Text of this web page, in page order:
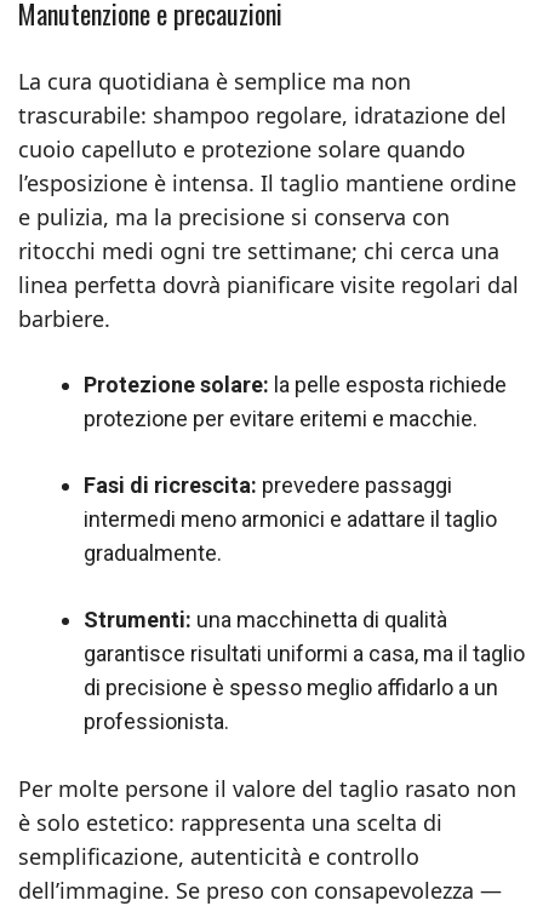
Manutenzione e precauzioni
La cura quotidiana è semplice ma non
trascurabile: shampoo regolare, idratazione del
cuoio capelluto e protezione solare quando
l’esposizione è intensa. Il taglio mantiene ordine
e pulizia, ma la precisione si conserva con
ritocchi medi ogni tre settimane; chi cerca una
linea perfetta dovrà pianificare visite regolari dal
barbiere.
Protezione solare: la pelle esposta richiede
protezione per evitare eritemi e macchie.
Fasi di ricrescita: prevedere passaggi
intermedi meno armonici e adattare il taglio
gradualmente.
Strumenti: una macchinetta di qualità
garantisce risultati uniformi a casa, ma il taglio
di precisione è spesso meglio affidarlo a un
professionista.
Per molte persone il valore del taglio rasato non
è solo estetico: rappresenta una scelta di
semplificazione, autenticità e controllo
dell’immagine. Se preso con consapevolezza —